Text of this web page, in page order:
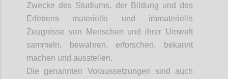
Zwecke des Studiums, der Bildung und des
Erlebens materielle und immaterielle
Zeugnisse von Menschen und ihrer Umwelt
sammeln, bewahren, erforschen, bekannt
machen und ausstellen.
Die genannten Voraussetzungen sind auch